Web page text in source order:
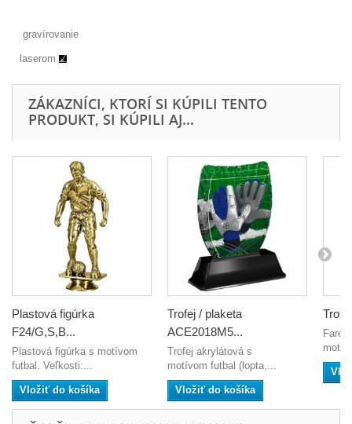
gravírovanie
laserom
ZÁKAZNÍCI, KTORÍ SI KÚPILI TENTO
PRODUKT, SI KÚPILI AJ...
Plastová figúrka
F24/G,S,B...
Plastová figúrka s motívom
futbal. Veľkosti:...
Vložiť do košíka
Trofej / plaketa
ACE2018M5...
Trofej akrylátová s
motívom futbal (lopta,...
Vložiť do košíka